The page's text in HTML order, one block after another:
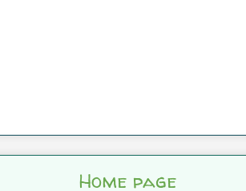
Home page